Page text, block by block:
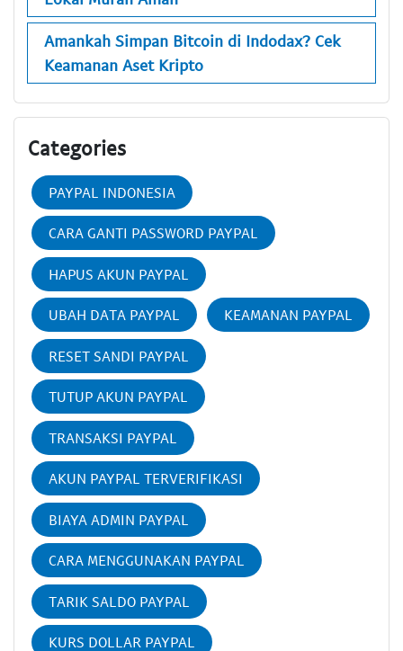
Amankah Simpan Bitcoin di Indodax? Cek
Keamanan Aset Kripto
Categories
PAYPAL INDONESIA
CARA GANTI PASSWORD PAYPAL
HAPUS AKUN PAYPAL
UBAH DATA PAYPAL KEAMANAN PAYPAL
RESET SANDI PAYPAL
TUTUP AKUN PAYPAL
TRANSAKSI PAYPAL
AKUN PAYPAL TERVERIFIKASI
BIAYA ADMIN PAYPAL
CARA MENGGUNAKAN PAYPAL
TARIK SALDO PAYPAL
KURS DOLLAR PAYPAL